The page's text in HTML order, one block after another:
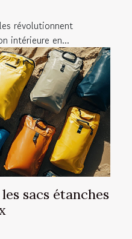
révolutionnent
intérieure en...
sacs étanches